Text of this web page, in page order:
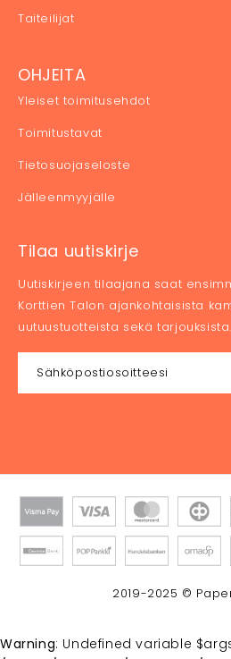
Taiteilijat
OHJEITA
Yleiset toimitusehdot
Toimitustavat
Tietosuojaseloste
Jälleenmyyjälle
Tilaa uutiskirje
Uutiskirjeen tilaajana saat
Korttien Talon ajankohtaisista
uutuustuotteista sekä tarjouksista.
2019-2025 ©
Warning: Undefined variable